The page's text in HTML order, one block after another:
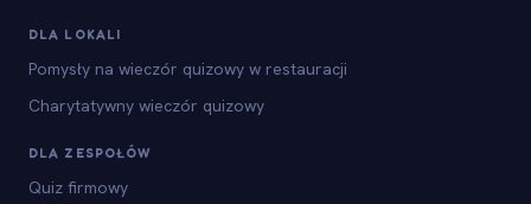
DLA LOKALI
Pomysły na wieczór quizowy w restauracji
Charytatywny wieczór quizowy
DLA ZESPOŁÓW
Quiz firmowy